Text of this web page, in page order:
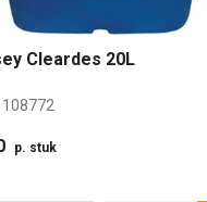
Cleardes 20L
p. stuk